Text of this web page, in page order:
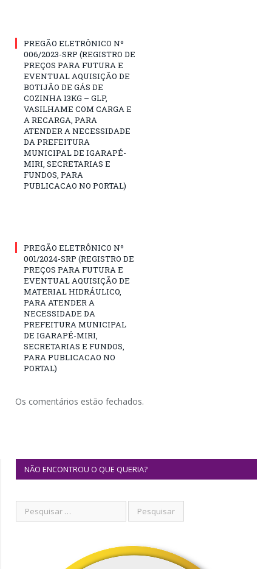
PREGÃO ELETRÔNICO Nº
006/2023-SRP (REGISTRO DE
PREÇOS PARA FUTURA E
EVENTUAL AQUISIÇÃO DE
BOTIJÃO DE GÁS DE
COZINHA 13KG – GLP,
VASILHAME COM CARGA E
A RECARGA, PARA
ATENDER A NECESSIDADE
DA PREFEITURA
MUNICIPAL DE IGARAPÉ-
MIRI, SECRETARIAS E
FUNDOS, PARA
PUBLICACAO NO PORTAL)
PREGÃO ELETRÔNICO Nº
001/2024-SRP (REGISTRO DE
PREÇOS PARA FUTURA E
EVENTUAL AQUISIÇÃO DE
MATERIAL HIDRÁULICO,
PARA ATENDER A
NECESSIDADE DA
PREFEITURA MUNICIPAL
DE IGARAPÉ-MIRI,
SECRETARIAS E FUNDOS,
PARA PUBLICACAO NO
PORTAL)
Os comentários estão fechados.
NÃO ENCONTROU O QUE QUERIA?